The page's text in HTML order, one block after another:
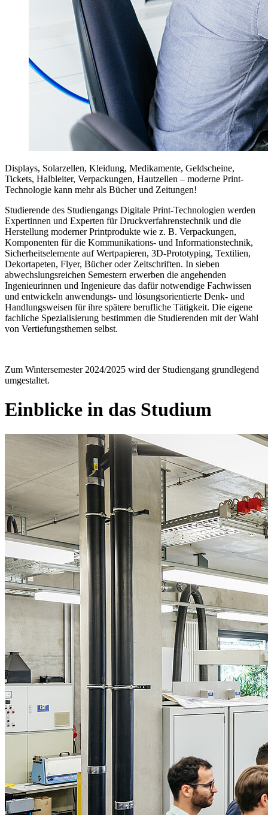
Displays, Solarzellen, Kleidung, Medikamente, Geldscheine,
Tickets, Halbleiter, Verpackungen, Hautzellen – moderne Print-
Technologie kann mehr als Bücher und Zeitungen!
Studierende des Studiengangs Digitale Print-Technologien werden
Expertinnen und Experten für Druckverfahrenstechnik und die
Herstellung moderner Printprodukte wie z. B. Verpackungen,
Komponenten für die Kommunikations- und Informationstechnik,
Sicherheitselemente auf Wertpapieren, 3D-Prototyping, Textilien,
Dekortapeten, Flyer, Bücher oder Zeitschriften. In sieben
abwechslungsreichen Semestern erwerben die angehenden
Ingenieurinnen und Ingenieure das dafür notwendige Fachwissen
und entwickeln anwendungs- und lösungsorientierte Denk- und
Handlungsweisen für ihre spätere berufliche Tätigkeit. Die eigene
fachliche Spezialisierung bestimmen die Studierenden mit der Wahl
von Vertiefungsthemen selbst.
Zum Wintersemester 2024/2025 wird der Studiengang grundlegend
umgestaltet.
Einblicke in das Studium